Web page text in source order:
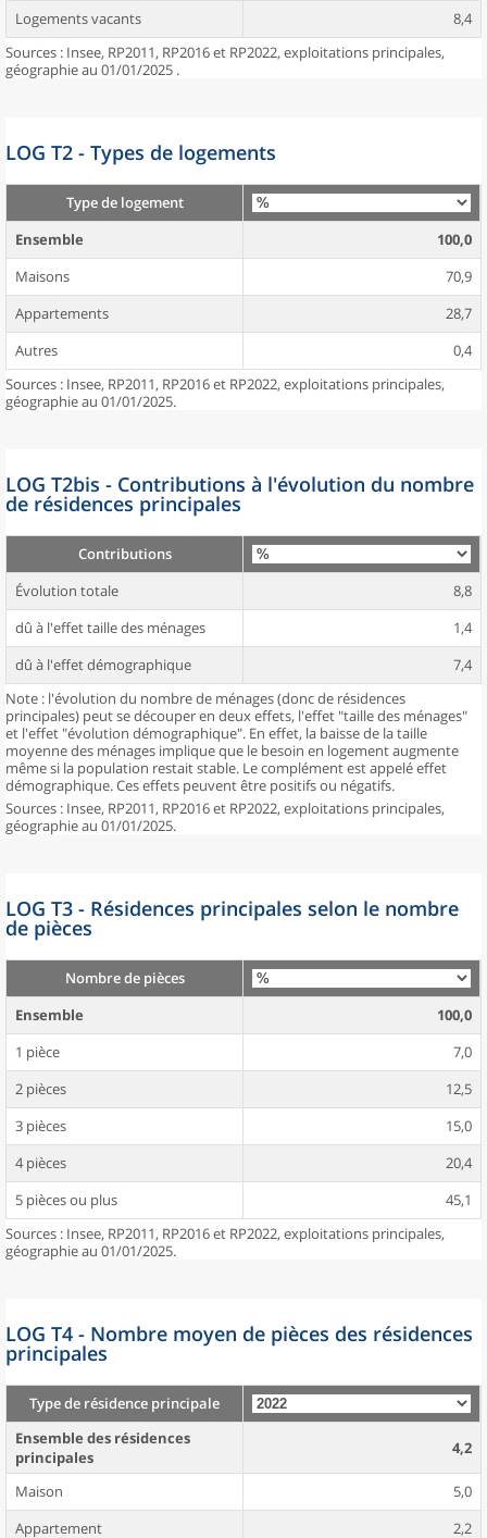
Logements vacants
8,4
Sources : Insee, RP2011, RP2016 et RP2022, exploitations principales,
géographie au 01/01/2025 .
LOG T2 - Types de logements
Type de logement
Ensemble
100,0
Maisons
70,9
Appartements
28,7
Autres
0,4
Sources : Insee, RP2011, RP2016 et RP2022, exploitations principales,
géographie au 01/01/2025.
LOG T2bis - Contributions à l'évolution du nombre
de résidences principales
Contributions
Évolution totale
8,8
dû à l'effet taille des ménages
1,4
dû à l'effet démographique
7,4
Note : l'évolution du nombre de ménages (donc de résidences
principales) peut se découper en deux effets, l'effet "taille des ménages"
et l'effet "évolution démographique". En effet, la baisse de la taille
moyenne des ménages implique que le besoin en logement augmente
même si la population restait stable. Le complément est appelé effet
démographique. Ces effets peuvent être positifs ou négatifs.
Sources : Insee, RP2011, RP2016 et RP2022, exploitations principales,
géographie au 01/01/2025.
LOG T3 - Résidences principales selon le nombre
de pièces
Nombre de pièces
Ensemble
100,0
1 pièce
7,0
2 pièces
12,5
3 pièces
15,0
4 pièces
20,4
5 pièces ou plus
45,1
Sources : Insee, RP2011, RP2016 et RP2022, exploitations principales,
géographie au 01/01/2025.
LOG T4 - Nombre moyen de pièces des résidences
principales
Type de résidence principale
Ensemble des résidences
principales
4,2
Maison
5,0
Appartement
2,2